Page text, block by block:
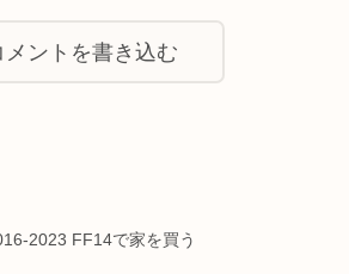
メントを書き込む
2023 FF14で家を買う